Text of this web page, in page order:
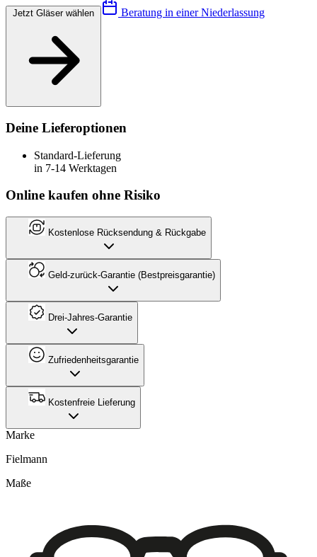
Beratung in einer Niederlassung
Deine Lieferoptionen
Standard-Lieferung
in 7-14 Werktagen
Online kaufen ohne Risiko
Kostenlose Rücksendung & Rückgabe
Geld-zurück-Garantie (Bestpreisgarantie)
Drei-Jahres-Garantie
Zufriedenheitsgarantie
Kostenfreie Lieferung
Marke
Fielmann
Maße